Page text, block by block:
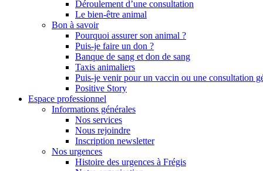
Déroulement d’une consultation
Le bien-être animal
Bon à savoir
Pourquoi assurer son animal ?
Puis-je faire un don ?
Banque de sang et don de sang
Taxis animaliers
Puis-je venir pour un vaccin ou une consultation
Positive Story
Espace professionnel
Informations générales
Nos services
Nous rejoindre
Inscription newsletter
Nos urgences
Histoire des urgences à Frégis